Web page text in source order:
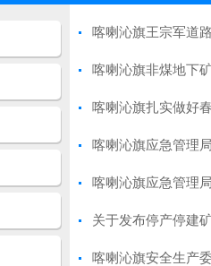
喀喇沁旗王宗军道
喀喇沁旗非煤地下
喀喇沁旗扎实做好
喀喇沁旗应急管理
喀喇沁旗应急管理
关于发布停产停建
喀喇沁旗安全生产